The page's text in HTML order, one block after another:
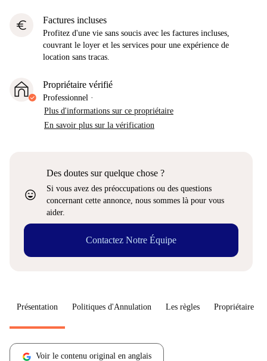
euro Factures incluses
Profitez d'une vie sans soucis avec les factures incluses,
couvrant le loyer et les services pour une expérience de
location sans tracas.
Propriétaire vérifié
Professionnel ·
Plus d'informations sur ce propriétaire
En savoir plus sur la vérification
sentiment_very_satisfied
Des doutes sur quelque chose ?
Si vous avez des préoccupations ou des questions
concernant cette annonce, nous sommes là pour vous
aider.
Contactez Notre Équipe
Présentation Politiques d'Annulation Les règles Propriétaire
Voir le contenu original en anglais